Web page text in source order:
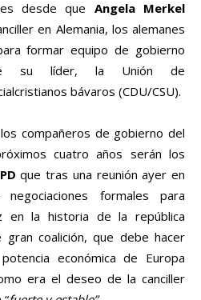
desde que Angela Merkel
en Alemania, los alemanes
formar equipo de gobierno
su líder, la Unión de
bávaros (CDU/CSU).
compañeros de gobierno del
cuatro años serán los
que tras una reunión ayer en
formales para
en la historia de la república
gran coalición, que debe hacer
económica de Europa
era el deseo de la canciller